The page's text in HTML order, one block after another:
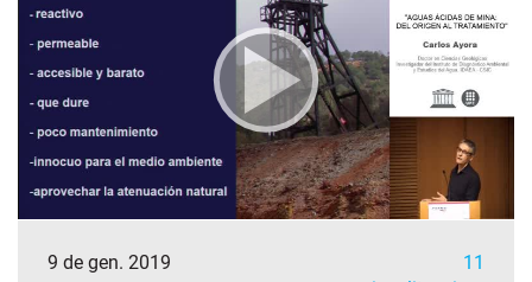
9 de gen. 2019
11